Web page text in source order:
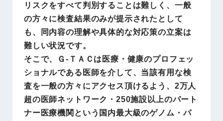
リスクをすべて判別することは難しく、一般
の方々に検査結果のみが提示されたとして
も、同内容の理解や具体的な対応策の立案は
難しい状況です。
そこで、Ｇ-ＴＡＣは医療・健康のプロフェッ
ショナルである医師を介して、当該有用な検
査を一般の方々にアクセス頂けるよう、2万人
超の医師ネットワーク・250施設以上のパート
ナー医療機関という国内最大級のゲノム・パ